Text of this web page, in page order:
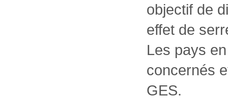
objectif de
effet de
Les pays
concernés
GES.